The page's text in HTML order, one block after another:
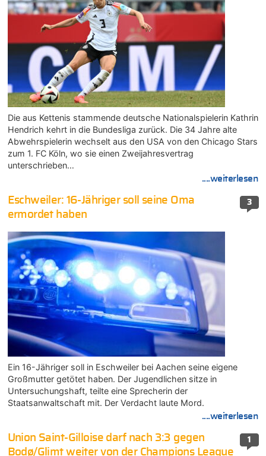
Die aus Kettenis stammende deutsche Nationalspielerin Kathrin
Hendrich kehrt in die Bundesliga zurück. Die 34 Jahre alte
Abwehrspielerin wechselt aus den USA von den Chicago Stars
zum 1. FC Köln, wo sie einen Zweijahresvertrag
unterschrieben…
....weiterlesen
3
Eschweiler: 16-Jähriger soll seine Oma
ermordet haben
Ein 16-Jähriger soll in Eschweiler bei Aachen seine eigene
Großmutter getötet haben. Der Jugendlichen sitze in
Untersuchungshaft, teilte eine Sprecherin der
Staatsanwaltschaft mit. Der Verdacht laute Mord.
....weiterlesen
1
Union Saint-Gilloise darf nach 3:3 gegen
Bodø/Glimt weiter von der Champions League